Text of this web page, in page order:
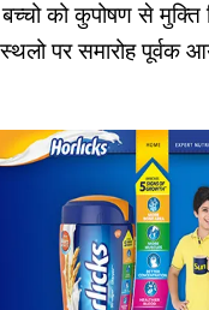
को कुपोषण से मुक्ति
पर समारोह पूर्वक